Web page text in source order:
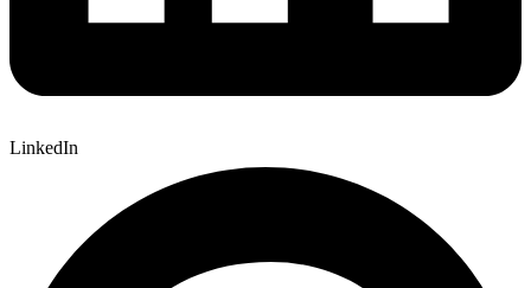
LinkedIn